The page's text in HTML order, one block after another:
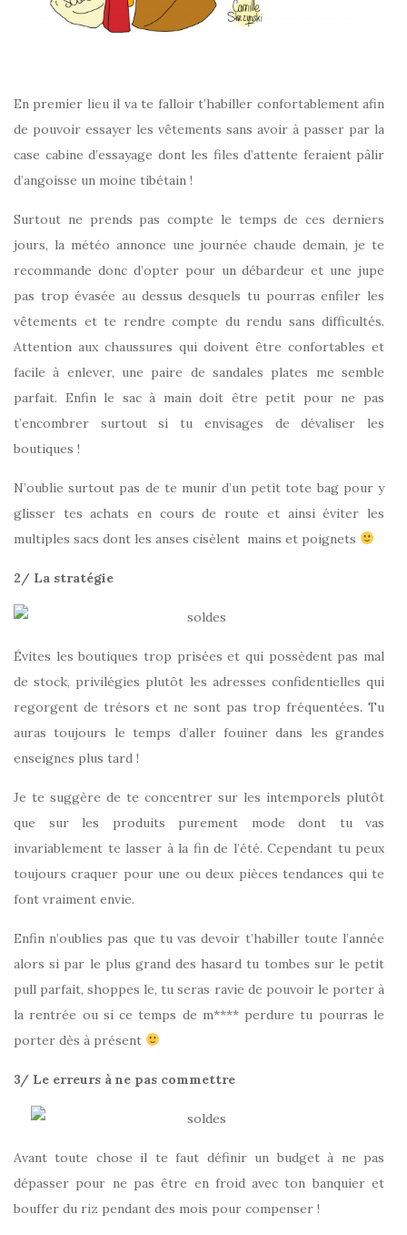
En premier lieu il va te falloir t’habiller confortablement afin
de pouvoir essayer les vêtements sans avoir à passer par la
case cabine d’essayage dont les files d’attente feraient pâlir
d’angoisse un moine tibétain !
Surtout ne prends pas compte le temps de ces derniers
jours, la météo annonce une journée chaude demain, je te
recommande donc d’opter pour un débardeur et une jupe
pas trop évasée au dessus desquels tu pourras enfiler les
vêtements et te rendre compte du rendu sans difficultés.
Attention aux chaussures qui doivent être confortables et
facile à enlever, une paire de sandales plates me semble
parfait. Enfin le sac à main doit être petit pour ne pas
t’encombrer surtout si tu envisages de dévaliser les
boutiques !
N’oublie surtout pas de te munir d’un petit tote bag pour y
glisser tes achats en cours de route et ainsi éviter les
multiples sacs dont les anses cisèlent mains et poignets
2/ La stratégie
Évites les boutiques trop prisées et qui possèdent pas mal
de stock, privilégies plutôt les adresses confidentielles qui
regorgent de trésors et ne sont pas trop fréquentées. Tu
auras toujours le temps d’aller fouiner dans les grandes
enseignes plus tard !
Je te suggère de te concentrer sur les intemporels plutôt
que sur les produits purement mode dont tu vas
invariablement te lasser à la fin de l’été. Cependant tu peux
toujours craquer pour une ou deux pièces tendances qui te
font vraiment envie.
Enfin n’oublies pas que tu vas devoir t’habiller toute l’année
alors si par le plus grand des hasard tu tombes sur le petit
pull parfait, shoppes le, tu seras ravie de pouvoir le porter à
la rentrée ou si ce temps de m**** perdure tu pourras le
porter dès à présent
3/ Le erreurs à ne pas commettre
Avant toute chose il te faut définir un budget à ne pas
dépasser pour ne pas être en froid avec ton banquier et
bouffer du riz pendant des mois pour compenser !